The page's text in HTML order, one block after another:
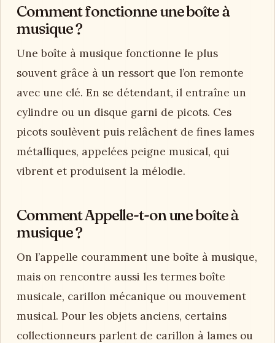
Comment fonctionne une boîte à
musique ?
Une boîte à musique fonctionne le plus
souvent grâce à un ressort que l’on remonte
avec une clé. En se détendant, il entraîne un
cylindre ou un disque garni de picots. Ces
picots soulèvent puis relâchent de fines lames
métalliques, appelées peigne musical, qui
vibrent et produisent la mélodie.
Comment Appelle-t-on une boîte à
musique ?
On l’appelle couramment une boîte à musique,
mais on rencontre aussi les termes boîte
musicale, carillon mécanique ou mouvement
musical. Pour les objets anciens, certains
collectionneurs parlent de carillon à lames ou